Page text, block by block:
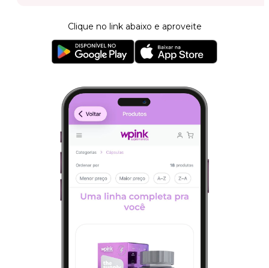
Clique no link abaixo e aproveite